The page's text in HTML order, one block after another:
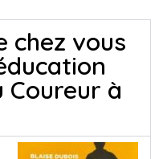
chez vous
Coureur à